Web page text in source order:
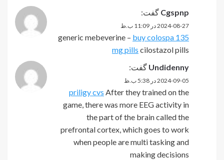
Cgspnp گفت:
2024-08-27 در 11:09 ب.ظ
generic mebeverine – buy colospa 135
mg pills cilostazol pills
Undidenny گفت:
2024-09-05 در 5:38 ب.ظ
priligy cvs After they trained on the
game, there was more EEG activity in
the part of the brain called the
prefrontal cortex, which goes to work
when people are multi tasking and
making decisions